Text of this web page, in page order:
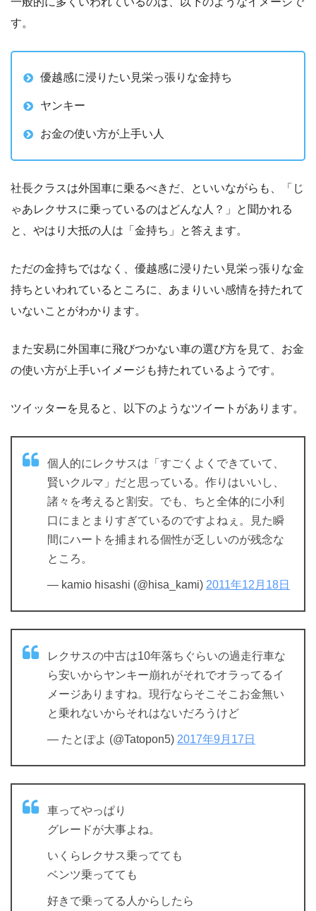
す。
優越感に浸りたい見栄っ張りな金持ち
ヤンキー
お金の使い方が上手い人
社長クラスは外国車に乗るべきだ、といいながらも、「じ
ゃあレクサスに乗っているのはどんな人？」と聞かれる
と、やはり大抵の人は「金持ち」と答えます。
ただの金持ちではなく、優越感に浸りたい見栄っ張りな金
持ちといわれているところに、あまりいい感情を持たれて
いないことがわかります。
また安易に外国車に飛びつかない車の選び方を見て、お金
の使い方が上手いイメージも持たれているようです。
ツイッターを見ると、以下のようなツイートがあります。
個人的にレクサスは「すごくよくできていて、
賢いクルマ」だと思っている。作りはいいし、
諸々を考えると割安。でも、ちと全体的に小利
口にまとまりすぎているのですよねぇ。見た瞬
間にハートを捕まれる個性が乏しいのが残念な
ところ。
— kamio hisashi (@hisa_kami) 2011年12月18日
レクサスの中古は10年落ちぐらいの過走行車な
ら安いからヤンキー崩れがそれでオラってるイ
メージありますね。現行ならそこそこお金無い
と乗れないからそれはないだろうけど
— たとぽよ (@Tatopon5) 2017年9月17日
車ってやっぱり
グレードが大事よね。
いくらレクサス乗ってても
ベンツ乗ってても
好きで乗ってる人からしたら